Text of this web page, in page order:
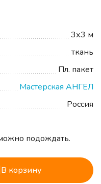
3х3 м
ткань
Пл. пакет
Мастерская АНГЕЛ
Россия
подождать.
В корзину